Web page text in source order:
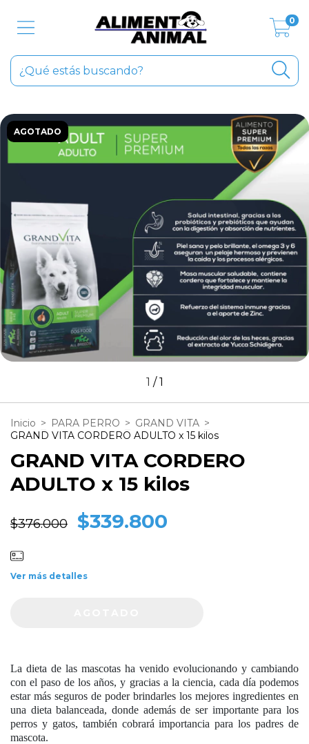
0
AGOTADO
1 /1
Inicio > PARA PERRO > GRAND VITA >
GRAND VITA CORDERO ADULTO x 15 kilos
GRAND VITA CORDERO
ADULTO x 15 kilos
$376.000 $339.800
Ver más detalles
La dieta de las mascotas ha venido evolucionando y cambiando
con el paso de los años, y gracias a la ciencia, cada día podemos
estar más seguros de poder brindarles los mejores ingredientes en
una dieta balanceada, donde además de ser importante para los
perros y gatos, también cobrará importancia para los padres de
mascota.